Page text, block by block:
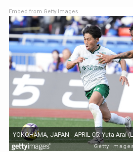
Embed from Getty Images